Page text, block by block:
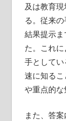
及は教育
る。従来
結果提示
た。これ
手として
速に知る
や重点的な
また、答